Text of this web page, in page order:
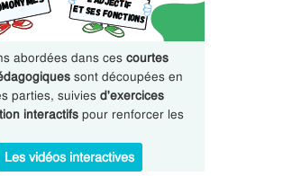
abordées dans ces courtes
sont découpées en
parties, suivies d'exercices
interactifspour renforcer les
Les vidéos interactives